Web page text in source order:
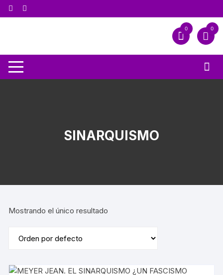
0 0
SINARQUISMO
Mostrando el único resultado